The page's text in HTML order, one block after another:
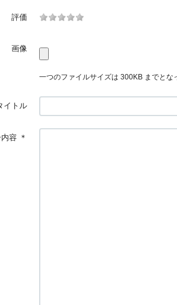
評価
画像
一つのファイルサイズは 300KB までとな
イトル
容 ＊